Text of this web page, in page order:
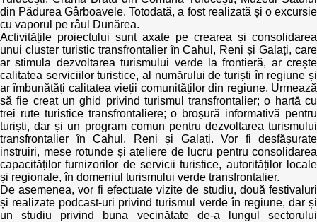
din Pădurea Gârboavele. Totodată, a fost realizată și o excursie
cu vaporul pe râul Dunărea.
Activitățile proiectului sunt axate pe crearea și consolidarea
unui cluster turistic transfrontalier în Cahul, Reni și Galați, care
ar stimula dezvoltarea turismului verde la frontieră, ar crește
calitatea serviciilor turistice, al numărului de turiști în regiune și
ar îmbunătăți calitatea vieții comunităților din regiune. Urmează
să fie creat un ghid privind turismul transfrontalier; o hartă cu
trei rute turistice transfrontaliere; o broșură informativă pentru
turiști, dar și un program comun pentru dezvoltarea turismului
transfrontalier în Cahul, Reni și Galați. Vor fi desfășurate
instruiri, mese rotunde și ateliere de lucru pentru consolidarea
capacităților furnizorilor de servicii turistice, autorităților locale
și regionale, în domeniul turismului verde transfrontalier.
De asemenea, vor fi efectuate vizite de studiu, două festivaluri
și realizate podcast-uri privind turismul verde în regiune, dar și
un studiu privind buna vecinătate de-a lungul sectorului